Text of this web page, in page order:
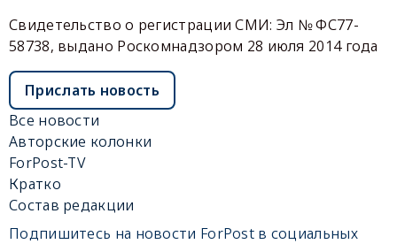
Свидетельство о регистрации СМИ: Эл № ФС77-
58738, выдано Роскомнадзором 28 июля 2014 года
Прислать новость
Все новости
Авторские колонки
ForPost-TV
Кратко
Состав редакции
Подпишитесь на новости ForPost в социальных